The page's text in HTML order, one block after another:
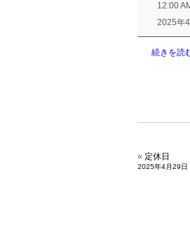
12:00
2025年
続きを読
« 定休日
2025年4月29日